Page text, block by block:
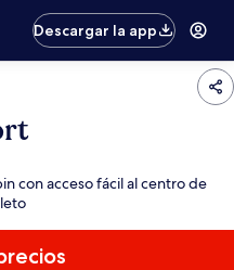
Descargar la app
con acceso fácil al centro de